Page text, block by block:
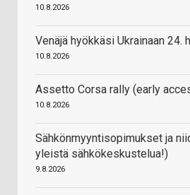
10.8.2026
Venäjä hyökkäsi Ukrainaan 24.
10.8.2026
Assetto Corsa rally (early
10.8.2026
Sähkönmyyntisopimukset ja
yleistä sähkökeskustelua!)
9.8.2026